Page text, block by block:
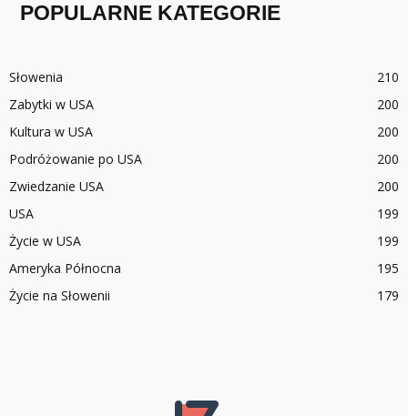
POPULARNE KATEGORIE
Słowenia
210
Zabytki w USA
200
Kultura w USA
200
Podróżowanie po USA
200
Zwiedzanie USA
200
USA
199
Życie w USA
199
Ameryka Północna
195
Życie na Słowenii
179